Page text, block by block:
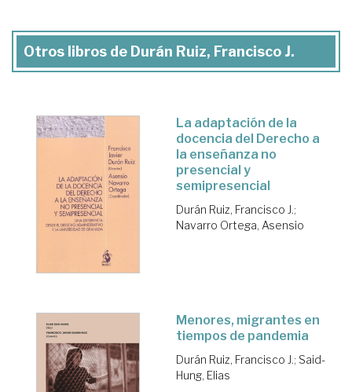
Otros libros de Durán Ruiz, Francisco J.
La adaptación de la
docencia del Derecho a
la enseñanza no
presencial y
semipresencial
Durán Ruiz, Francisco J.;
Navarro Ortega, Asensio
Menores, migrantes en
tiempos de pandemia
Durán Ruiz, Francisco J.; Said-
Hung, Elias